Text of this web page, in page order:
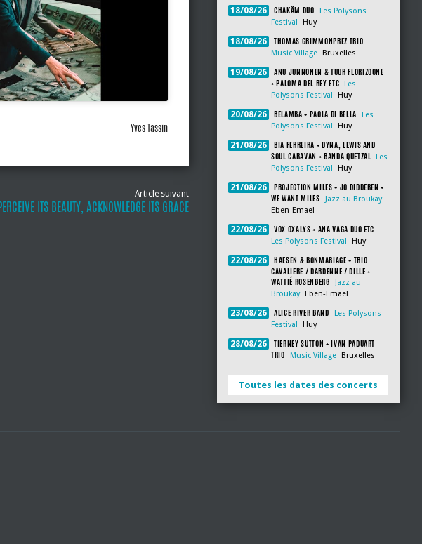
Yves Tassin
Article suivant
ITS BEAUTY, ACKNOWLEDGE ITS GRACE
18/08/26 CHAKÂM DUO
Les Polysons
Festival
Huy
18/08/26 THOMAS GRIMMONPREZ TRIO
Music Village Bruxelles
19/08/26
ANU JUNNONEN & TUUR FLORIZOONE
+ PALOMA DEL REY ETC
Les
Polysons Festival
Huy
20/08/26 BELAMBA + PAOLA DI BELLA
Les
Polysons Festival
Huy
21/08/26
BIA FERREIRA + DYNA, LEWIS AND
SOUL CARAVAN + BANDA QUETZAL
Les
Polysons Festival
Huy
21/08/26
PROJECTION MILES + JO DIDDEREN +
WE WANT MILES
Jazz au Broukay
Eben-Emael
22/08/26 VOX OXALYS + ANA VAGA DUO ETC
Les Polysons Festival Huy
22/08/26
HAESEN & BONMARIAGE + TRIO
CAVALIERE / DARDENNE / DILLE +
WATTIÉ ROSENBERG
Jazz au
Broukay
Eben-Emael
23/08/26 ALICE RIVER BAND
Les Polysons
Festival
Huy
28/08/26
TIERNEY SUTTON + IVAN PADUART
TRIO
Music Village Bruxelles
Toutes les dates des concerts